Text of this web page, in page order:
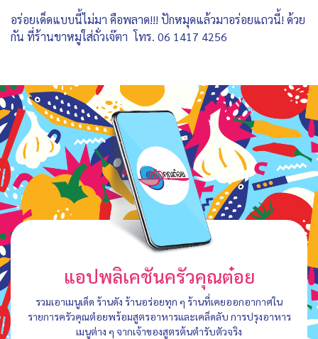
อร่อยเด็ดแบบนี้ไม่มา คือพลาด!!! ปักหมุดแล้วมาอร่อยแถวนี้! ด้วย
กัน ที่ร้านขาหมูใส่ถั่วเจ๊ตา โทร. 06 1417 4256
แอปพลิเคชันครัวคุณต๋อย
รวมเอาเมนูเด็ด ร้านดัง ร้านอร่อยทุก ๆ ร้านที่เคยออกอากาศใน
รายการครัวคุณต๋อยพร้อมสูตรอาหารและเคล็ดลับ การปรุงอาหาร
เมนูต่าง ๆ จากเจ้าของสูตรต้นตำรับตัวจริง